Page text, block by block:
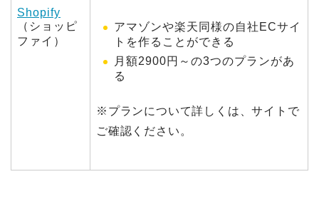
Shopify
（ショッピ
ファイ）
アマゾンや楽天同様の自社ECサイ
トを作ることができる
月額2900円～の3つのプランがあ
る
※プランについて詳しくは、サイトで
ご確認ください。